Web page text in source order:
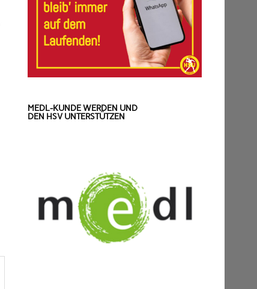
MEDL-KUNDE WERDEN UND
DEN HSV UNTERSTÜTZEN